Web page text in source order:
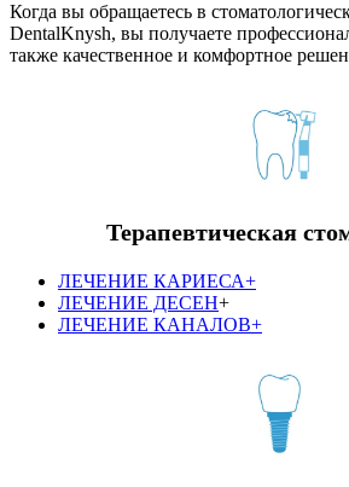
Когда вы обращаетесь в
DentalKnysh, вы получаете
также качественное и комфортное
Терапевтическая
ЛЕЧЕНИЕ КАРИЕСА+
ЛЕЧЕНИЕ ДЕСЕН+
ЛЕЧЕНИЕ КАНАЛОВ+